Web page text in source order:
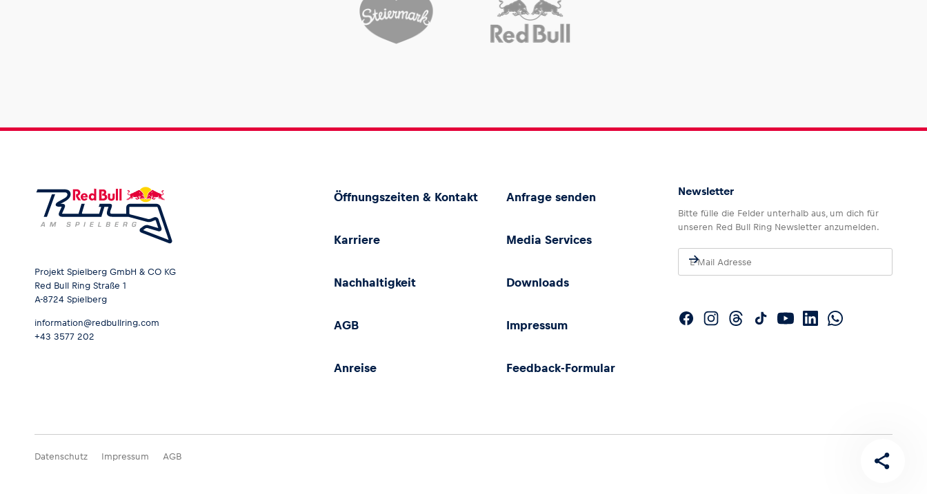
Alle anzeigen
Projekt Spielberg GmbH & CO KG
Red Bull Ring Straße 1
A-8724 Spielberg
information@redbullring.com
+43 3577 202
Öffnungszeiten & Kontakt Anfrage senden
Karriere Media Services
Nachhaltigkeit Downloads
AGB Impressum
Anreise Feedback-Formular
Newsletter
Bitte fülle die Felder unterhalb aus, um dich für
unseren Red Bull Ring Newsletter anzumelden.
Datenschutz Impressum AGB